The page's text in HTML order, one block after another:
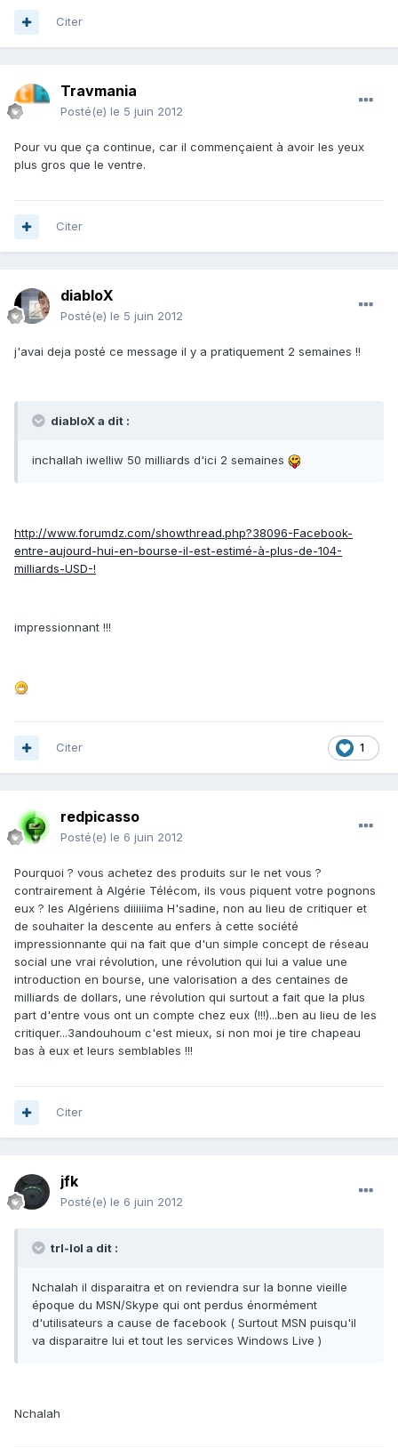
Citer
Travmania
Posté(e) le 5 juin 2012
Pour vu que ça continue, car il commençaient à avoir les yeux
plus gros que le ventre.
Citer
diabloX
Posté(e) le 5 juin 2012
j'avai deja posté ce message il y a pratiquement 2 semaines !!
diabloX a dit :
inchallah iwelliw 50 milliards d'ici 2 semaines
http://www.forumdz.com/showthread.php?38096-Facebook-
entre-aujourd-hui-en-bourse-il-est-estimé-à-plus-de-104-
milliards-USD-!
impressionnant !!!
1
Citer
redpicasso
Posté(e) le 6 juin 2012
Pourquoi ? vous achetez des produits sur le net vous ?
contrairement à Algérie Télécom, ils vous piquent votre pognons
eux ? les Algériens diiiiiima H'sadine, non au lieu de critiquer et
de souhaiter la descente au enfers à cette société
impressionnante qui na fait que d'un simple concept de réseau
social une vrai révolution, une révolution qui lui a value une
introduction en bourse, une valorisation a des centaines de
milliards de dollars, une révolution qui surtout a fait que la plus
part d'entre vous ont un compte chez eux (!!!)...ben au lieu de les
critiquer...3andouhoum c'est mieux, si non moi je tire chapeau
bas à eux et leurs semblables !!!
Citer
jfk
Posté(e) le 6 juin 2012
trl-lol a dit :
Nchalah il disparaitra et on reviendra sur la bonne vieille
époque du MSN/Skype qui ont perdus énormément
d'utilisateurs a cause de facebook ( Surtout MSN puisqu'il
va disparaitre lui et tout les services Windows Live )
Nchalah